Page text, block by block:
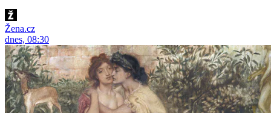
Žena.cz
dnes, 08:30